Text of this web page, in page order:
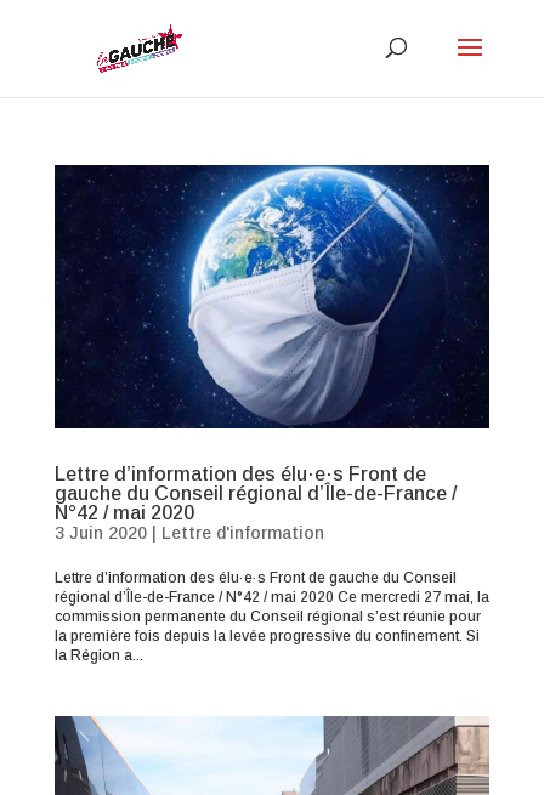
Lettre d’information des élu·e·s Front de
gauche du Conseil régional d’Île-de-France /
N°42 / mai 2020
3 Juin 2020| Lettre d'information
Lettre d’information des élu·e·s Front de gauche du Conseil
régional d’Île-de-France / N°42 / mai 2020 Ce mercredi 27 mai, la
commission permanente du Conseil régional s’est réunie pour
la première fois depuis la levée progressive du confinement. Si
la Région a...